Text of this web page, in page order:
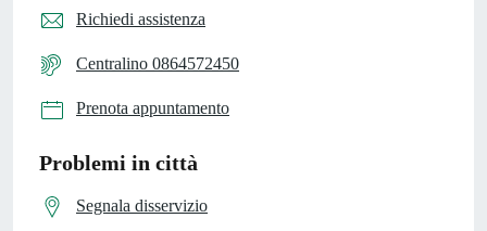
Richiedi assistenza
Centralino 0864572450
Prenota appuntamento
Problemi in città
Segnala disservizio